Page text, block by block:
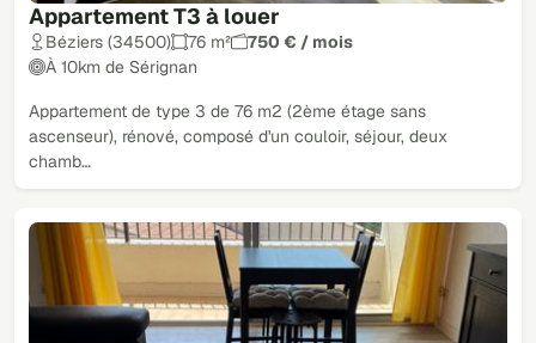
Appartement T3 à louer
Béziers (34500) 76 m²
750 € / mois
À 10km de Sérignan
Appartement de type 3 de 76 m2 (2ème étage sans
ascenseur), rénové, composé d'un couloir, séjour, deux
chamb…